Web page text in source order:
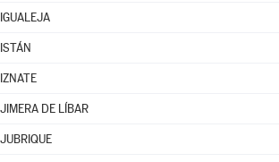
IGUALEJA
ISTÁN
IZNATE
JIMERA DE LÍBAR
JUBRIQUE